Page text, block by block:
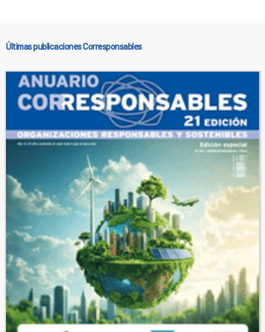
Últimas publicaciones Corresponsables